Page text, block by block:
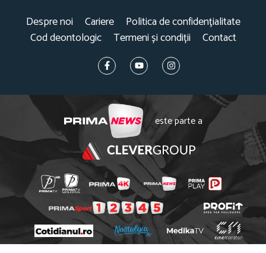
Despre noi Cariere
Politica de confidențialitate
Cod deontologic
Termeni și condiții Contact
este parte a